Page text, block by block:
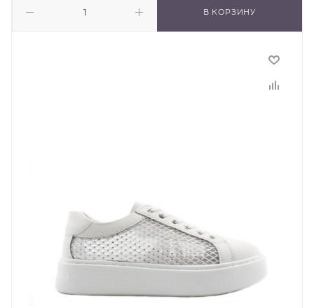
В КОРЗИНУ